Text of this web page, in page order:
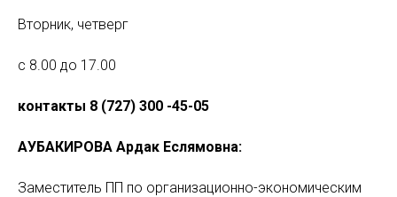
Вторник, четверг
с 8.00 до 17.00
контакты 8 (727) 300 -45-05
АУБАКИРОВА Ардак Еслямовна:
Заместитель ПП по организационно-экономическим